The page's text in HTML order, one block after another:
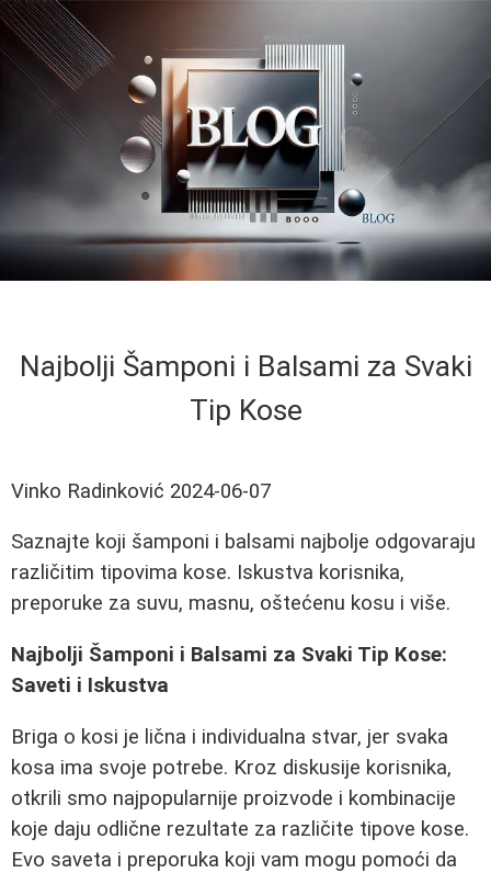
Najbolji Šamponi i Balsami za Svaki
Tip Kose
Vinko Radinković 2024-06-07
Saznajte koji šamponi i balsami najbolje odgovaraju
različitim tipovima kose. Iskustva korisnika,
preporuke za suvu, masnu, oštećenu kosu i više.
Najbolji Šamponi i Balsami za Svaki Tip Kose:
Saveti i Iskustva
Briga o kosi je lična i individualna stvar, jer svaka
kosa ima svoje potrebe. Kroz diskusije korisnika,
otkrili smo najpopularnije proizvode i kombinacije
koje daju odlične rezultate za različite tipove kose.
Evo saveta i preporuka koji vam mogu pomoći da